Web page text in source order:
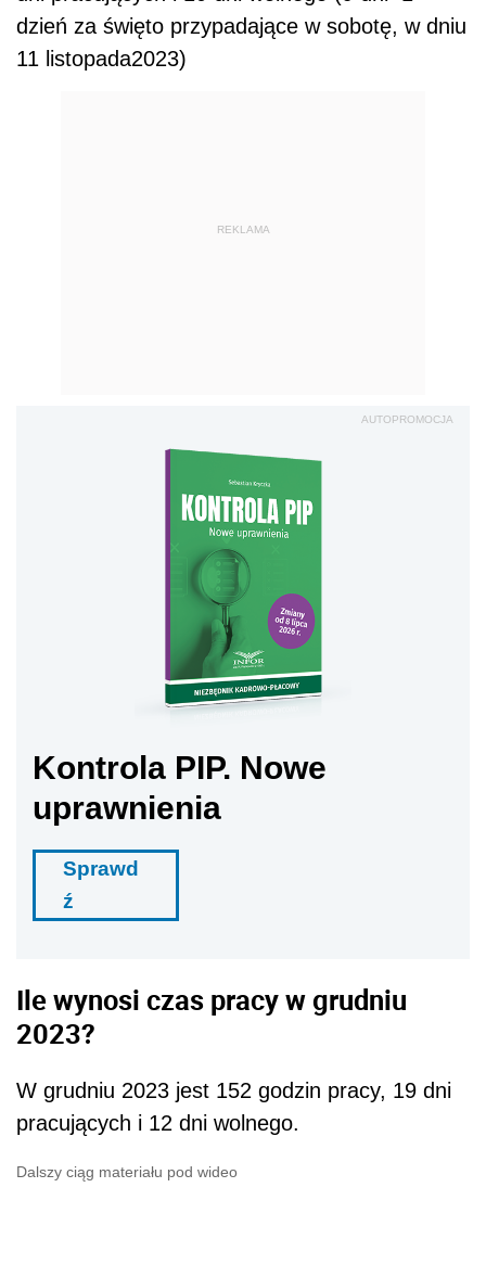
dzień za święto przypadające w sobotę, w dniu
11 listopada2023)
REKLAMA
AUTOPROMOCJA
Kontrola PIP. Nowe
uprawnienia
Sprawd
ź
Ile wynosi czas pracy w grudniu
2023?
W grudniu 2023 jest 152 godzin pracy, 19 dni
pracujących i 12 dni wolnego.
Dalszy ciąg materiału pod wideo